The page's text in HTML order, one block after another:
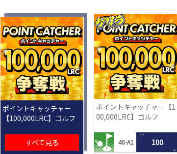
ポイントキャッチャー
【100,000LRC】ゴルフ
すべて見る
ポイントキャッチャー【1
00,000LRC】ゴルフ
40-A1
1 PLAY
100
LRC